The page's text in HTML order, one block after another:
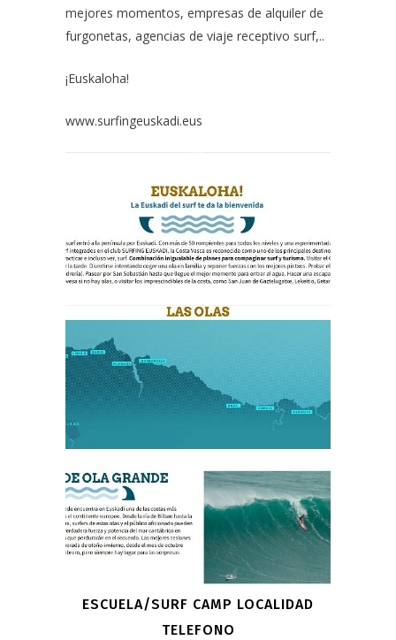
mejores momentos, empresas de alquiler de
furgonetas, agencias de viaje receptivo surf,..
¡Euskaloha!
www.surfingeuskadi.eus
ESCUELA/SURF CAMP LOCALIDAD
TELEFONO